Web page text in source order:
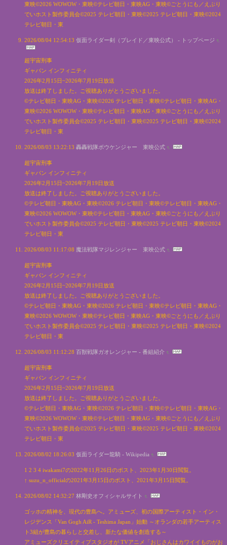
東映©2026 WOWOW・東映©テレビ朝日・東映AG・東映©ごとうにも／えぶり
でいホスト製作委員会©2025 テレビ朝日・東映©2025 テレビ朝日・東映©2024
テレビ朝日・東
2026/08/04 12:54:13 仮面ライダー剣（ブレイド／東映公式） - トップページ
超宇宙刑事
ギャバン インフィニティ
2026年2月15日~2026年7月19日放送
放送は終了しました。ご視聴ありがとうございました。
©テレビ朝日・東映AG・東映©2026 テレビ朝日・東映©テレビ朝日・東映AG・
東映©2026 WOWOW・東映©テレビ朝日・東映AG・東映©ごとうにも／えぶり
でいホスト製作委員会©2025 テレビ朝日・東映©2025 テレビ朝日・東映©2024
テレビ朝日・東
2026/08/03 13:22:13 轟轟戦隊ボウケンジャー 東映公式
超宇宙刑事
ギャバン インフィニティ
2026年2月15日~2026年7月19日放送
放送は終了しました。ご視聴ありがとうございました。
©テレビ朝日・東映AG・東映©2026 テレビ朝日・東映©テレビ朝日・東映AG・
東映©2026 WOWOW・東映©テレビ朝日・東映AG・東映©ごとうにも／えぶり
でいホスト製作委員会©2025 テレビ朝日・東映©2025 テレビ朝日・東映©2024
テレビ朝日・東
2026/08/03 11:17:08 魔法戦隊マジレンジャー 東映公式
超宇宙刑事
ギャバン インフィニティ
2026年2月15日~2026年7月19日放送
放送は終了しました。ご視聴ありがとうございました。
©テレビ朝日・東映AG・東映©2026 テレビ朝日・東映©テレビ朝日・東映AG・
東映©2026 WOWOW・東映©テレビ朝日・東映AG・東映©ごとうにも／えぶり
でいホスト製作委員会©2025 テレビ朝日・東映©2025 テレビ朝日・東映©2024
テレビ朝日・東
2026/08/03 11:12:28 百獣戦隊ガオレンジャー - 番組紹介
超宇宙刑事
ギャバン インフィニティ
2026年2月15日~2026年7月19日放送
放送は終了しました。ご視聴ありがとうございました。
©テレビ朝日・東映AG・東映©2026 テレビ朝日・東映©テレビ朝日・東映AG・
東映©2026 WOWOW・東映©テレビ朝日・東映AG・東映©ごとうにも／えぶり
でいホスト製作委員会©2025 テレビ朝日・東映©2025 テレビ朝日・東映©2024
テレビ朝日・東
2026/08/02 18:26:03 仮面ライダー龍騎 - Wikipedia
1 2 3 4 iwakami7の2022年11月26日のポスト、2023年1月30日閲覧。
↑ suzu_n_officialの2021年3月15日のポスト、2021年3月15日閲覧。
2026/08/02 14:32:27 林剛史オフィシャルサイト
ゴッホの精神を、現代の豊島へ。アミューズ、初の国際アーティスト・イン・
レジデンス「Van Gogh AiR - Teshima Japan」始動 ～オランダの若手アーティス
ト3組が豊島の暮らしと交差し、新たな価値を創造する～
アミューズクリエイティブスタジオが TVアニメ「おじさんはカワイイものがお